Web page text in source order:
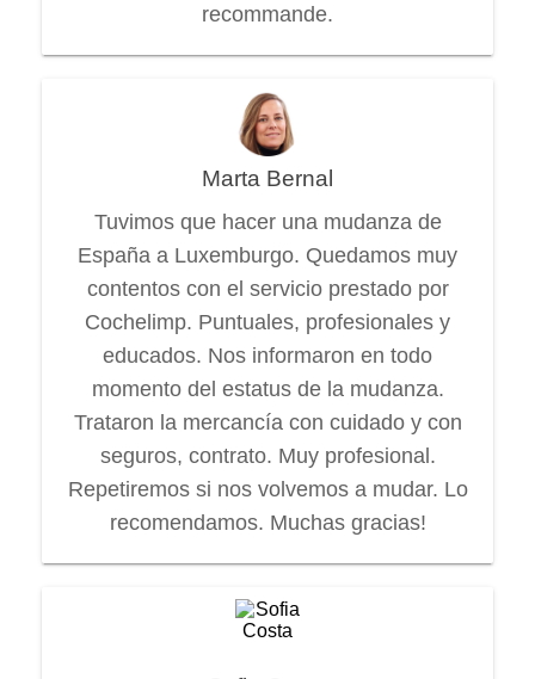
recommande.
Marta Bernal
Tuvimos que hacer una mudanza de
España a Luxemburgo. Quedamos muy
contentos con el servicio prestado por
Cochelimp. Puntuales, profesionales y
educados. Nos informaron en todo
momento del estatus de la mudanza.
Trataron la mercancía con cuidado y con
seguros, contrato. Muy profesional.
Repetiremos si nos volvemos a mudar. Lo
recomendamos. Muchas gracias!